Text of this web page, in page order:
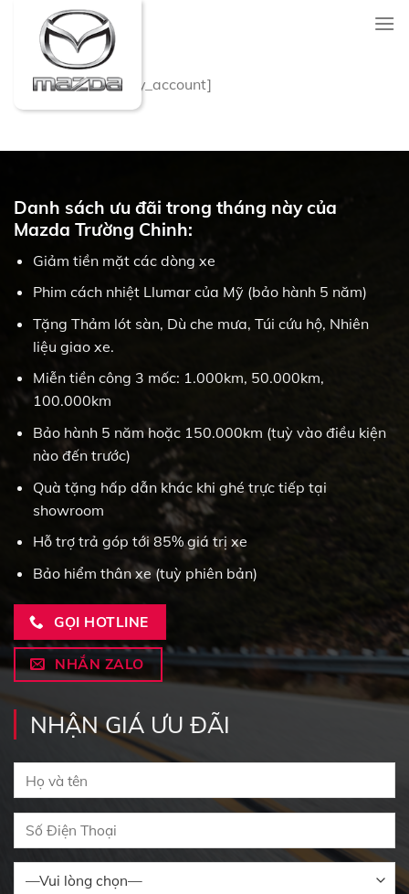
content
[woocommerce_my_account]
Danh sách ưu đãi trong tháng này của
Mazda Trường Chinh:
Giảm tiền mặt các dòng xe
Phim cách nhiệt Llumar của Mỹ (bảo hành 5 năm)
Tặng Thảm lót sàn, Dù che mưa, Túi cứu hộ, Nhiên
liệu giao xe.
Miễn tiền công 3 mốc: 1.000km, 50.000km,
100.000km
Bảo hành 5 năm hoặc 150.000km (tuỳ vào điều kiện
nào đến trước)
Quà tặng hấp dẫn khác khi ghé trực tiếp tại
showroom
Hỗ trợ trả góp tới 85% giá trị xe
Bảo hiểm thân xe (tuỳ phiên bản)
GỌI HOTLINE
NHẮN ZALO
NHẬN GIÁ ƯU ĐÃI